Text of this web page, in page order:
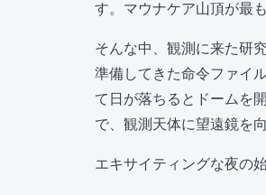
す。マウナケア山頂が最
そんな中、観測に来た研
準備してきた命令ファイ
て日が落ちるとドームを
で、観測天体に望遠鏡を向
エキサイティングな夜の